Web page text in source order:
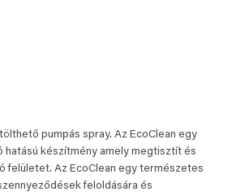
pumpás spray. Az EcoClean egy
hatású készítmény amely megtisztít és
felületet. Az EcoClean egy természetes
feloldására és